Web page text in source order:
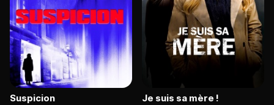
Suspicion Je suis sa mère !